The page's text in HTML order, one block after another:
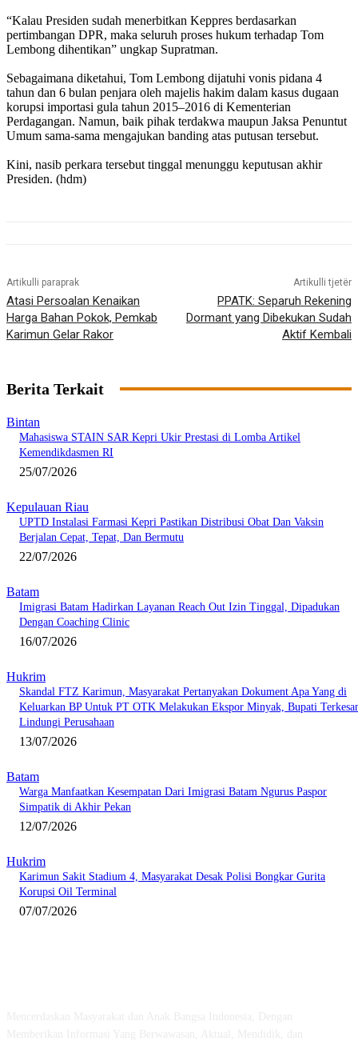
“Kalau Presiden sudah menerbitkan Keppres berdasarkan
pertimbangan DPR, maka seluruh proses hukum terhadap Tom
Lembong dihentikan” ungkap Supratman.
Sebagaimana diketahui, Tom Lembong dijatuhi vonis pidana 4
tahun dan 6 bulan penjara oleh majelis hakim dalam kasus dugaan
korupsi importasi gula tahun 2015–2016 di Kementerian
Perdagangan. Namun, baik pihak terdakwa maupun Jaksa Penuntut
Umum sama-sama mengajukan banding atas putusan tersebut.
Kini, nasib perkara tersebut tinggal menunggu keputusan akhir
Presiden. (hdm)
Artikulli paraprak
Atasi Persoalan Kenaikan
Harga Bahan Pokok, Pemkab
Karimun Gelar Rakor
Artikulli tjetër
PPATK: Separuh Rekening
Dormant yang Dibekukan Sudah
Aktif Kembali
Berita Terkait
Bintan
Mahasiswa STAIN SAR Kepri Ukir Prestasi di Lomba Artikel
Kemendikdasmen RI
25/07/2026
Kepulauan Riau
UPTD Instalasi Farmasi Kepri Pastikan Distribusi Obat Dan Vaksin
Berjalan Cepat, Tepat, Dan Bermutu
22/07/2026
Batam
Imigrasi Batam Hadirkan Layanan Reach Out Izin Tinggal, Dipadukan
Dengan Coaching Clinic
16/07/2026
Hukrim
Skandal FTZ Karimun, Masyarakat Pertanyakan Dokument Apa Yang di
Keluarkan BP Untuk PT OTK Melakukan Ekspor Minyak, Bupati
Lindungi Perusahaan
13/07/2026
Batam
Warga Manfaatkan Kesempatan Dari Imigrasi Batam Ngurus Paspor
Simpatik di Akhir Pekan
12/07/2026
Hukrim
Karimun Sakit Stadium 4, Masyarakat Desak Polisi Bongkar Gurita
Korupsi Oil Terminal
07/07/2026